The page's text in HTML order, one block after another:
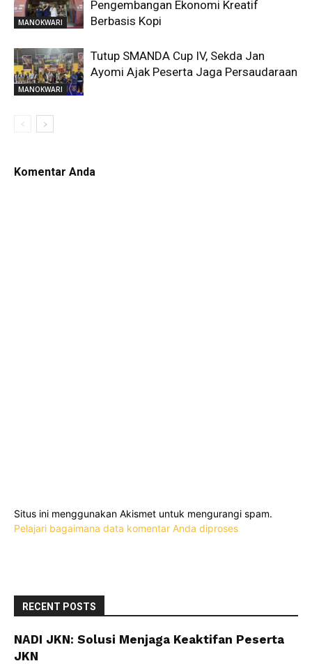
MANOKWARI
Pengembangan Ekonomi Kreatif
Berbasis Kopi
MANOKWARI
Tutup SMANDA Cup IV, Sekda Jan
Ayomi Ajak Peserta Jaga Persaudaraan
Komentar Anda
Situs ini menggunakan Akismet untuk mengurangi spam.
Pelajari bagaimana data komentar Anda diproses
RECENT POSTS
NADI JKN: Solusi Menjaga Keaktifan Peserta
JKN